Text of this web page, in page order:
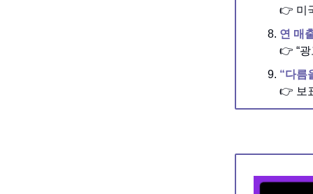
👉 미
연 매
👉 “광
“다름
👉 보